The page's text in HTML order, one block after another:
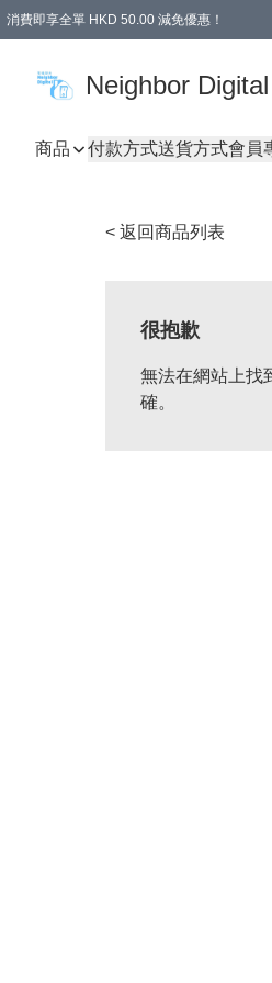
消費即享全單 HKD 50.00 減免優惠！
Neighbor Digital
商品 付款方式送貨方式會員
< 返回商品列表
很抱歉
無法在網站上找
確。